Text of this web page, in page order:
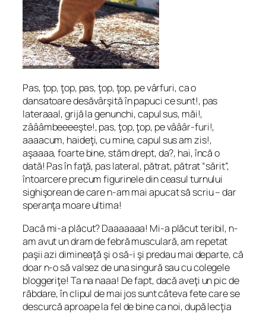
Pas, ţop, ţop, pas, ţop, ţop, pe vârfuri, ca o
dansatoare desăvârşită în papuci ce sunt!, pas
lateraaal, grijă la genunchi, capul sus, măi!,
zâââmbeeeeşte!, pas, ţop, ţop, pe vâââr-furi!,
aaaacum, haideţi, cu mine, capul sus am zis!,
aşaaaa, foarte bine, stăm drept, da?, hai, încă o
dată! Pas în faţă, pas lateral, pătrat, pătrat “sărit”,
întoarcere precum figurinele din ceasul turnului
sighişorean de care n-am mai apucat să scriu – dar
speranţa moare ultima!
Dacă mi-a plăcut? Daaaaaaa! Mi-a plăcut teribil, n-
am avut un dram de febră musculară, am repetat
paşii azi dimineaţă şi o să-i şi predau mai departe, că
doar n-o să valsez de una singură sau cu colegele
bloggeriţe! Ta na naaa! De fapt, dacă aveţi un pic de
răbdare, în clipul de mai jos sunt câteva fete care se
descurcă aproape la fel de bine ca noi, după lecţia